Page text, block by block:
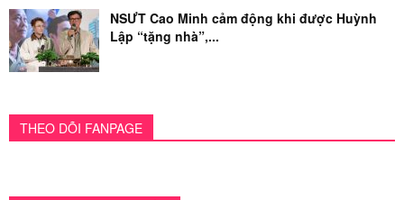
NSƯT Cao Minh cảm động khi được Huỳnh
Lập “tặng nhà”,...
THEO DÕI FANPAGE